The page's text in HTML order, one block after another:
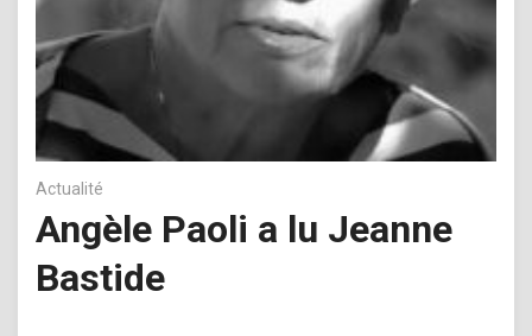
Actualité
Angèle Paoli a lu Jeanne
Bastide